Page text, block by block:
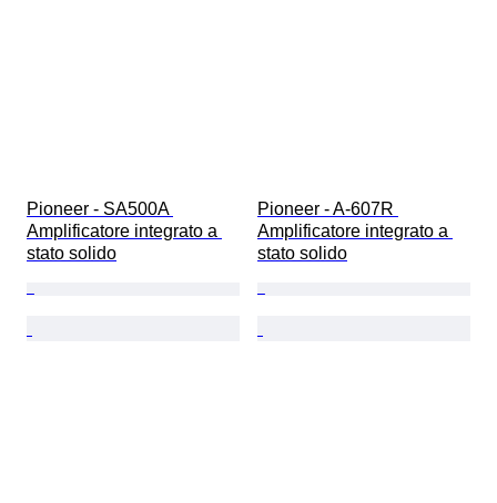
Pioneer - SA500A
Amplificatore integrato a
stato solido
Pioneer - A-607R
Amplificatore integrato a
stato solido